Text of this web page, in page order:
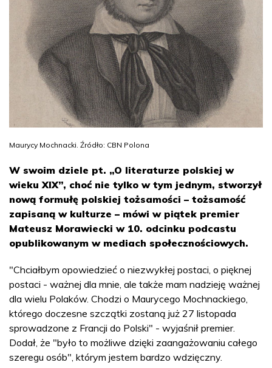
Maurycy Mochnacki. Źródło: CBN Polona
W swoim dziele pt. „O literaturze polskiej w
wieku XIX”, choć nie tylko w tym jednym, stworzył
nową formułę polskiej tożsamości – tożsamość
zapisaną w kulturze – mówi w piątek premier
Mateusz Morawiecki w 10. odcinku podcastu
opublikowanym w mediach społecznościowych.
"Chciałbym opowiedzieć o niezwykłej postaci, o pięknej
postaci - ważnej dla mnie, ale także mam nadzieję ważnej
dla wielu Polaków. Chodzi o Maurycego Mochnackiego,
którego doczesne szczątki zostaną już 27 listopada
sprowadzone z Francji do Polski" - wyjaśnił premier.
Dodał, że "było to możliwe dzięki zaangażowaniu całego
szeregu osób", którym jestem bardzo wdzięczny.